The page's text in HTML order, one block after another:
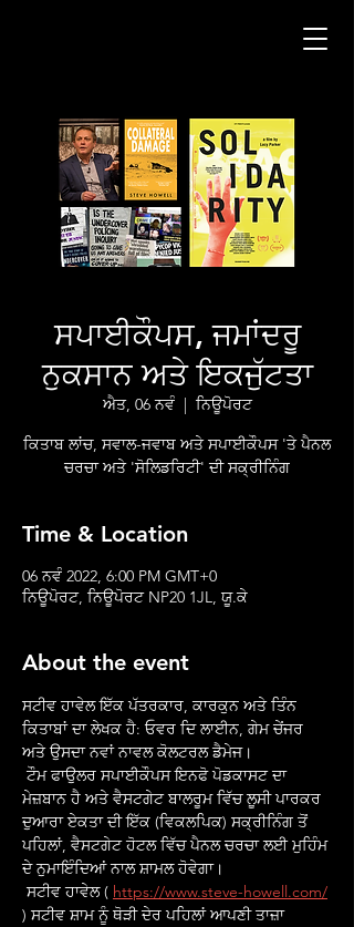
ਸਪਾਈਕੌਪਸ, ਜਮਾਂਦਰੂ
ਨੁਕਸਾਨ ਅਤੇ ਇਕਜੁੱਟਤਾ
ਐਤ, 06 ਨਵੰ
  |
ਨਿਊਪੋਰਟ
ਕਿਤਾਬ ਲਾਂਚ, ਸਵਾਲ-ਜਵਾਬ ਅਤੇ ਸਪਾਈਕੌਪਸ 'ਤੇ ਪੈਨਲ
ਚਰਚਾ ਅਤੇ 'ਸੋਲਿਡਰਿਟੀ' ਦੀ ਸਕ੍ਰੀਨਿੰਗ
Time & Location
06 ਨਵੰ 2022, 6:00 PM GMT+0
ਨਿਊਪੋਰਟ, ਨਿਊਪੋਰਟ NP20 1JL, ਯੂ.ਕੇ
About the event
ਸਟੀਵ ਹਾਵੇਲ ਇੱਕ ਪੱਤਰਕਾਰ, ਕਾਰਕੁਨ ਅਤੇ ਤਿੰਨ
ਕਿਤਾਬਾਂ ਦਾ ਲੇਖਕ ਹੈ: ਓਵਰ ਦਿ ਲਾਈਨ, ਗੇਮ ਚੇਂਜਰ
ਅਤੇ ਉਸਦਾ ਨਵਾਂ ਨਾਵਲ ਕੋਲਟਰਲ ਡੈਮੇਜ।
ਮੇਜ਼ਬਾਨ ਹੈ ਅਤੇ ਵੈਸਟਗੇਟ ਬਾਲਰੂਮ ਵਿੱਚ ਲੂਸੀ ਪਾਰਕਰ
ਦੁਆਰਾ ਏਕਤਾ ਦੀ ਇੱਕ (ਵਿਕਲਪਿਕ) ਸਕ੍ਰੀਨਿੰਗ ਤੋਂ
ਪਹਿਲਾਂ, ਵੈਸਟਗੇਟ ਹੋਟਲ ਵਿੱਚ ਪੈਨਲ ਚਰਚਾ ਲਈ ਮੁਹਿੰਮ
ਦੇ ਨੁਮਾਇੰਦਿਆਂ ਨਾਲ ਸ਼ਾਮਲ ਹੋਵੇਗਾ।
ਸਟੀਵ ਹਾਵੇਲ ( https://www.steve-howell.com/
) ਸਟੀਵ ਸ਼ਾਮ ਨੂੰ ਥੋੜੀ ਦੇਰ ਪਹਿਲਾਂ ਆਪਣੀ ਤਾਜ਼ਾ